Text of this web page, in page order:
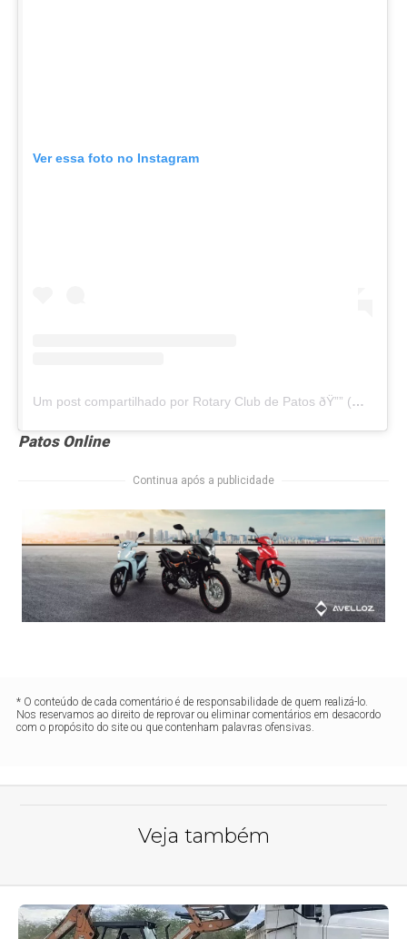
Ver essa foto no Instagram
Um post compartilhado por Rotary Club de Patos ðŸ”” (@rotaryclubdepatos)
Patos Online
Continua após a publicidade
* O conteúdo de cada comentário é de responsabilidade de quem realizá-lo.
Nos reservamos ao direito de reprovar ou eliminar comentários em desacordo
com o propósito do site ou que contenham palavras ofensivas.
Veja também